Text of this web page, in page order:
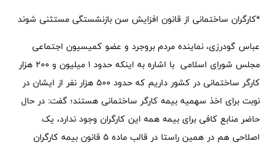
*کارگران ساختمانی از قانون افزایش سن بازنشستگی مستثنی شوند
عباس گودرزی، نماینده مردم بروجرد و عضو کمیسیون اجتماعی
مجلس شورای اسلامی با اشاره به اینکه حدود ۱ میلیون و ۲۰۰ هزار
کارگر ساختمانی در کشور داریم که حدود ۵۰۰ هزار نفر از ایشان در
نوبت برای اخذ سهمیه بیمه کارگر ساختمانی هستند؛ گفت: در حال
حاضر منابع کافی برای بیمه همه این کارگران وجود ندارد، یک
اصلاحی هم در همین راستا در قالب ماده ۵ قانون بیمه کارگران